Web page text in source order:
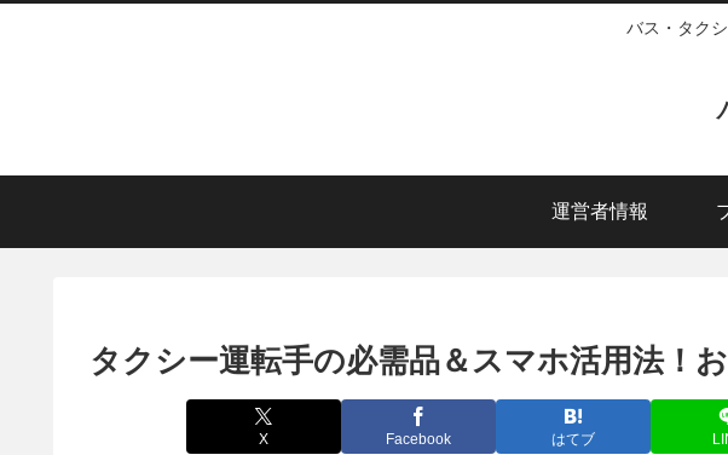
バス・タク
運営者情報
タクシー運転手の必需品＆スマホ活用法！
X Facebook はてブ